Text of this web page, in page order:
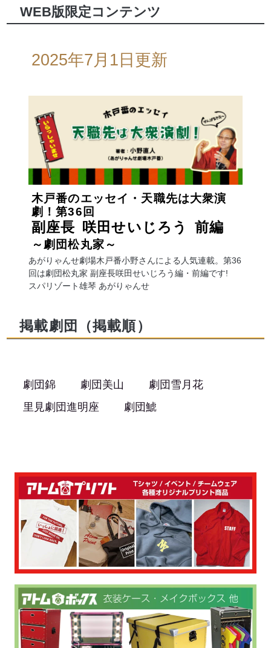
WEB版限定コンテンツ
2025年7月1日更新
木戸番のエッセイ・天職先は大衆演
劇！第36回
副座長 咲田せいじろう 前編
～劇団松丸家～
あがりゃんせ劇場木戸番小野さんによる人気連載。第36
回は劇団松丸家 副座長咲田せいじろう編・前編です!
スパリゾート雄琴 あがりゃんせ
掲載劇団（掲載順）
劇団錦 劇団美山
劇団雪月花
里見劇団進明座
劇団鯱